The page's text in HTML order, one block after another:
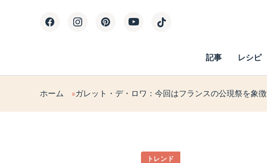
記事 レシピ
ホーム ガレット・デ・ロワ：今回はフランスの公現祭を象
トレンド